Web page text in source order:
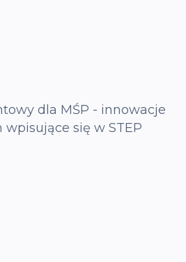
dla MŚP - innowacje
się w STEP